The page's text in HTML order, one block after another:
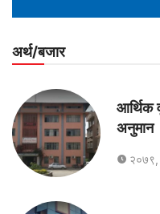
अर्थ/बजार
आर्थिक
अनुमान
२०७९,